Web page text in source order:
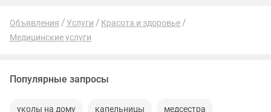
Объявления Услуги
Красота и здоровье
Медицинские услуги
Популярные запросы
уколы на дому капельницы медсестра